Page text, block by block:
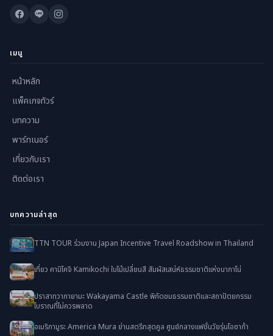
เมนู
หน้าหลัก
แพ็คเกจทัวร์
บทความ
พาร์ทเนอร์
เกี่ยวกับเรา
ติดต่อเรา
บทความล่าสุด
TTN TOUR ร่วมงาน Japan Incentive Travel Roadshow in Thailand
เที่ยว คามิโคจิ Kamikochi ใบไม้เปลี่ยนสี สัมผัสเสน่ห์ธรรมชาติแห่งนากาโน่
ปราสาทวากายามะ Wakayama Castle พิกัดชมธรรมชาติและสถาปัตยกรรม
โบราณที่ไม่ควรพลาด
อเมริกามูระ America Mura ย่านสตรีทสุดคูล ศูนย์กลางแฟชั่นวัยรุ่นโอซาก้า